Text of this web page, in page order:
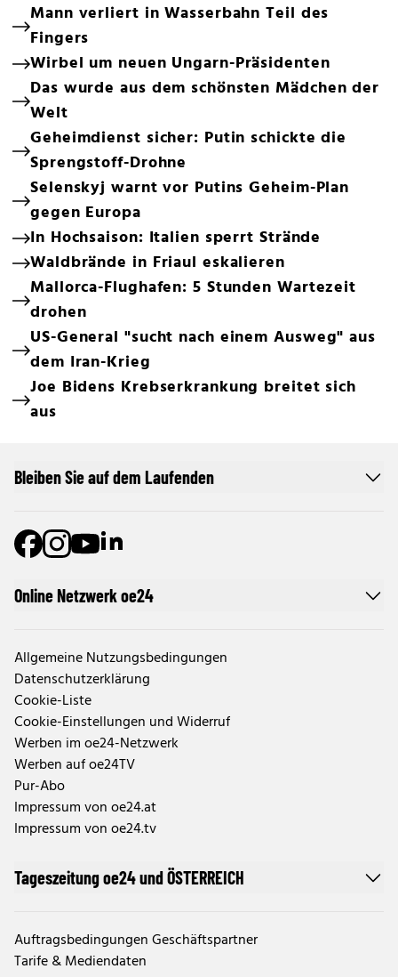
Mann verliert in Wasserbahn Teil des
Fingers
Wirbel um neuen Ungarn-Präsidenten
Das wurde aus dem schönsten Mädchen der
Welt
Geheimdienst sicher: Putin schickte die
Sprengstoff-Drohne
Selenskyj warnt vor Putins Geheim-Plan
gegen Europa
In Hochsaison: Italien sperrt Strände
Waldbrände in Friaul eskalieren
Mallorca-Flughafen: 5 Stunden Wartezeit
drohen
US-General "sucht nach einem Ausweg" aus
dem Iran-Krieg
Joe Bidens Krebserkrankung breitet sich
aus
Online Netzwerk oe24
Allgemeine Nutzungsbedingungen
Datenschutzerklärung
Cookie-Liste
Cookie-Einstellungen und Widerruf
Werben im oe24-Netzwerk
Werben auf oe24TV
Pur-Abo
Impressum von oe24.at
Impressum von oe24.tv
Tageszeitung oe24 und ÖSTERREICH
Auftragsbedingungen Geschäftspartner
Tarife & Mediendaten
Bleiben Sie auf dem Laufenden